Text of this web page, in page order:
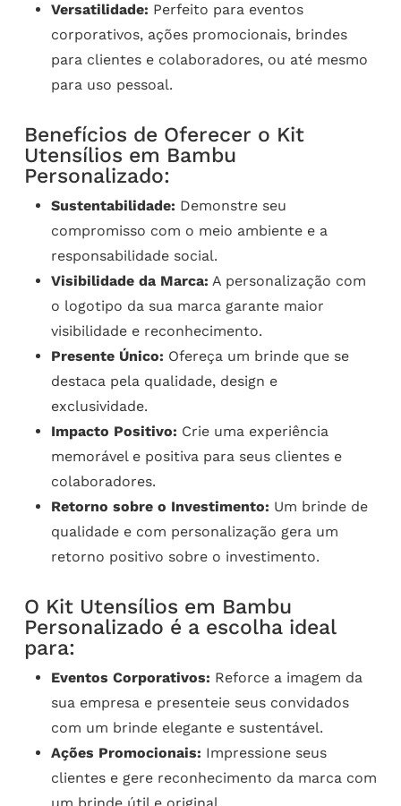
Versatilidade: Perfeito para eventos
corporativos, ações promocionais, brindes
para clientes e colaboradores, ou até mesmo
para uso pessoal.
Benefícios de Oferecer o Kit
Utensílios em Bambu
Personalizado:
Sustentabilidade: Demonstre seu
compromisso com o meio ambiente e a
responsabilidade social.
Visibilidade da Marca: A personalização com
o logotipo da sua marca garante maior
visibilidade e reconhecimento.
Presente Único: Ofereça um brinde que se
destaca pela qualidade, design e
exclusividade.
Impacto Positivo: Crie uma experiência
memorável e positiva para seus clientes e
colaboradores.
Retorno sobre o Investimento: Um brinde de
qualidade e com personalização gera um
retorno positivo sobre o investimento.
O Kit Utensílios em Bambu
Personalizado é a escolha ideal
para:
Eventos Corporativos: Reforce a imagem da
sua empresa e presenteie seus convidados
com um brinde elegante e sustentável.
Ações Promocionais: Impressione seus
clientes e gere reconhecimento da marca com